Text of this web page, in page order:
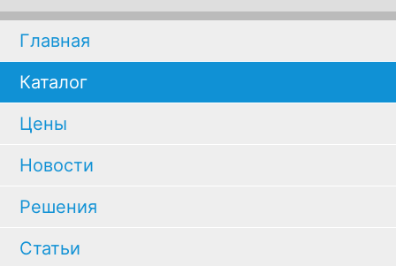
Главная
Каталог
Цены
Новости
Решения
Статьи